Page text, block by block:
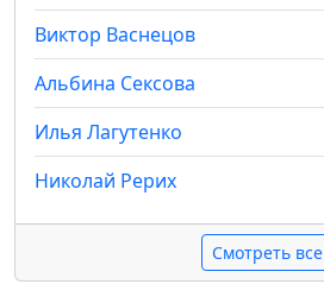
Виктор Васнецов
Альбина Сексова
Илья Лагутенко
Николай Рерих
Смотреть все